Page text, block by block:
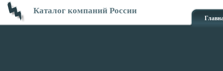
Каталог компаний России